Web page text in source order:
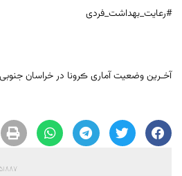
#رعایت_بهداشت_فردی
آخـرین وضعیت آماری ڪرونا در خراسان جنوبی